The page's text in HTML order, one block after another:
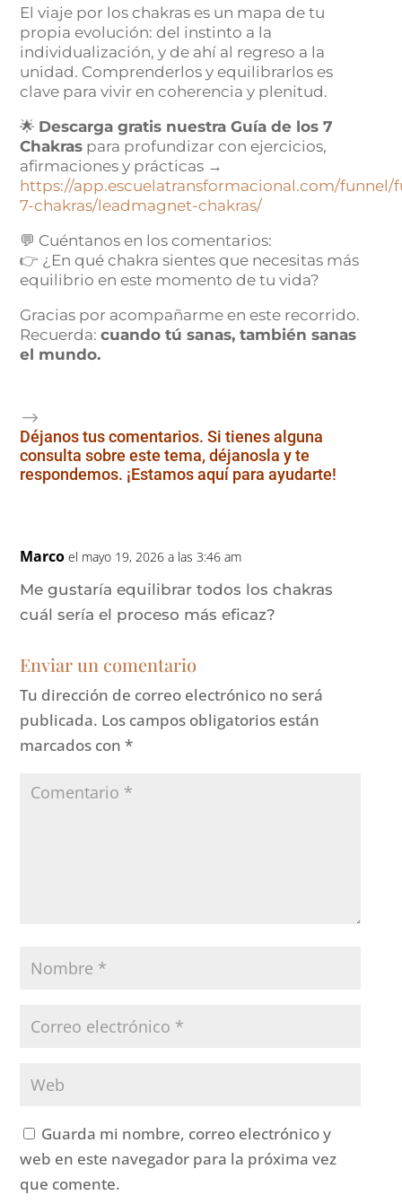
El viaje por los chakras es un mapa de tu
propia evolución: del instinto a la
individualización, y de ahí al regreso a la
unidad. Comprenderlos y equilibrarlos es
clave para vivir en coherencia y plenitud.
🌟 Descarga gratis nuestra Guía de los 7
Chakras para profundizar con ejercicios,
afirmaciones y prácticas →
https://app.escuelatransformacional.com/funnel/
7-chakras/leadmagnet-chakras/
💬 Cuéntanos en los comentarios:
👉 ¿En qué chakra sientes que necesitas más
equilibrio en este momento de tu vida?
Gracias por acompañarme en este recorrido.
Recuerda:cuando tú sanas, también sanas
el mundo.
Déjanos tus comentarios. Si tienes alguna
consulta sobre este tema, déjanosla y te
respondemos. ¡Estamos aquí para ayudarte!
Marco el mayo 19, 2026 a las 3:46 am
Me gustaría equilibrar todos los chakras
cuál sería el proceso más eficaz?
Enviar un comentario
Tu dirección de correo electrónico no será
publicada. Los campos obligatorios están
marcados con*
Guarda mi nombre, correo electrónico y
web en este navegador para la próxima vez
que comente.